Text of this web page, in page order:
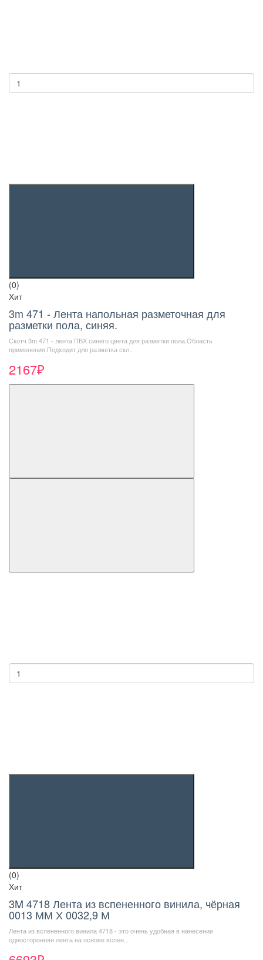
(0)
Хит
3m 471 - Лента напольная разметочная для
разметки пола, синяя.
Скотч 3m 471 - лента ПВХ синего цвета для разметки пола.Область
применения:Подходит для разметка скл..
2167₽
(0)
Хит
3M 4718 Лента из вспененного винила, чёрная
0013 ММ Х 0032,9 М
Лента из вспененного винила 4718 - это очень удобная в нанесении
односторонняя лента на основе вспен..